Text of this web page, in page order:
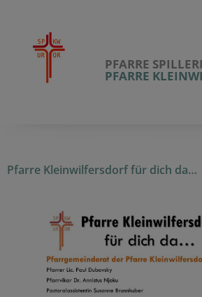
PFARRE
PFARRE
Pfarre Kleinwilfersdorf für dich da…